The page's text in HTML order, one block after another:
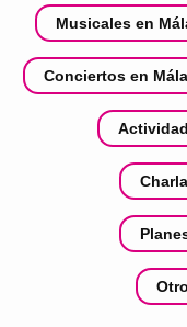
Musicales en
Conciertos en